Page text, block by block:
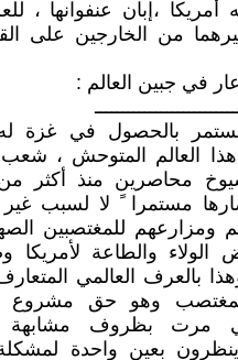
أمريكا ،إبان عنفوانها ،
من الخارجين على
في جبين العالم :
بالحصول في غزة
العالم المتوحش ، شعب
محاصرين منذ أكثر
مستمرا ً لا لسبب
ومزارعهم للمغتصبين
والطاعة لأمريكا
بالعرف العالمي
وهو حق مشروع
مرت بظروف مشابهة
ينظرون بعين واحدة